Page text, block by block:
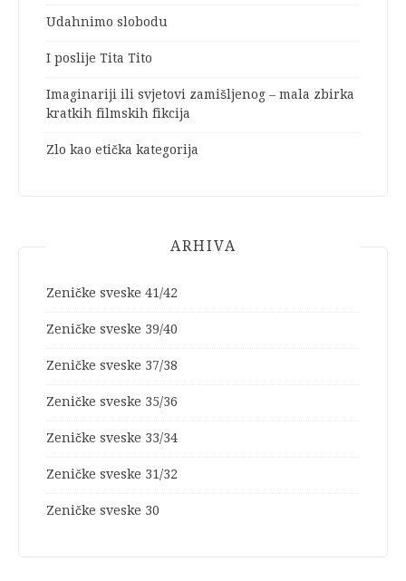
Udahnimo slobodu
I poslije Tita Tito
Imaginariji ili svjetovi zamišljenog – mala zbirka
kratkih filmskih fikcija
Zlo kao etička kategorija
ARHIVA
Zeničke sveske 41/42
Zeničke sveske 39/40
Zeničke sveske 37/38
Zeničke sveske 35/36
Zeničke sveske 33/34
Zeničke sveske 31/32
Zeničke sveske 30